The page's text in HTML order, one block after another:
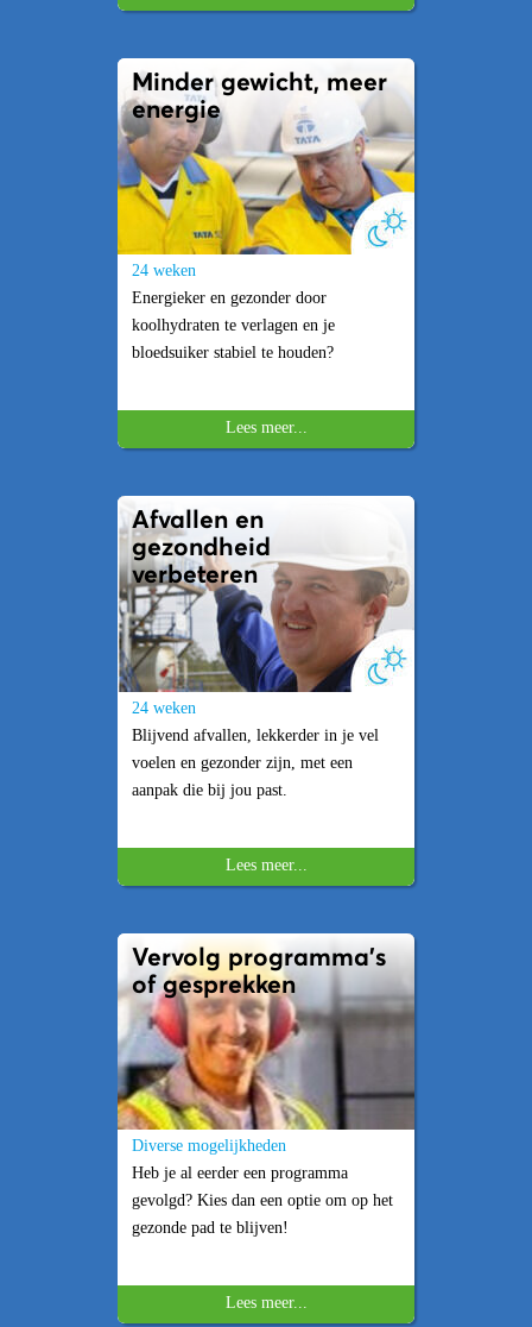
Minder gewicht, meer
energie
24 weken
Energieker en gezonder door
koolhydraten te verlagen en je
bloedsuiker stabiel te houden?
Lees meer...
Afvallen en
gezondheid
verbeteren
24 weken
Blijvend afvallen, lekkerder in je vel
voelen en gezonder zijn, met een
aanpak die bij jou past.
Lees meer...
Vervolg programma's
of gesprekken
Diverse mogelijkheden
Heb je al eerder een programma
gevolgd? Kies dan een optie om op het
gezonde pad te blijven!
Lees meer...